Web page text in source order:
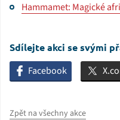
Hammamet: Magické
Sdílejte akci se svými
Facebook
Zpět na všechny akce